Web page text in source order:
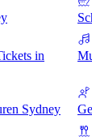
in
Sydney